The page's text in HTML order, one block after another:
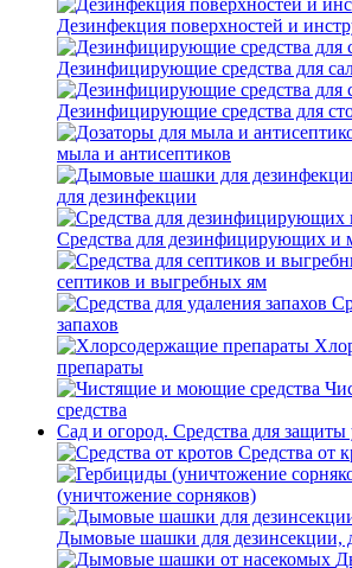
Дезинфекция поверхностей и
Дезинфицирующие средства для
Дезинфицирующие средства для
мыла и антисептиков
для дезинфекции
Средства для дезинфицирующих
септиков и выгребных ям
запахов
препараты
средства
Сад и огород. Средства для защиты
Средства от
(уничтожение сорняков)
Дымовые шашки для дезинсекции,